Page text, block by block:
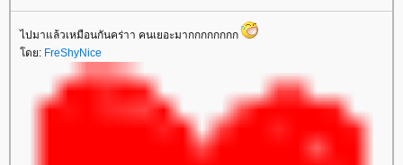
ไปมาแล้วเหมือนกันคร่าา คนเยอะมากกกกกกกก
ดย: FreShyNice